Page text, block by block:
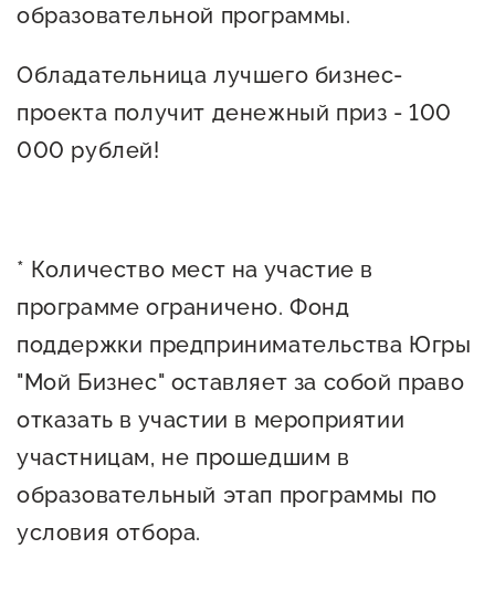
образовательной программы.
Обладательница лучшего бизнес-
проекта получит денежный приз - 100
000 рублей!
* Количество мест на участие в
программе ограничено. Фонд
поддержки предпринимательства Югры
"Мой Бизнес" оставляет за собой право
отказать в участии в мероприятии
участницам, не прошедшим в
образовательный этап программы по
условия отбора.